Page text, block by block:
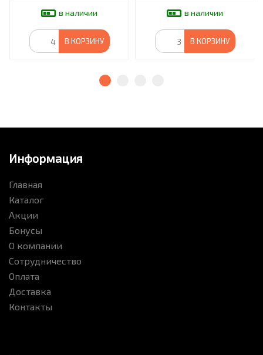
в наличии
В КОРЗИНУ
в наличии
В КОРЗИНУ
Информация
Главная
Каталог
Акции
Бонусы
О компании
Сотрудничество
Оплата
Доставка
Контакты